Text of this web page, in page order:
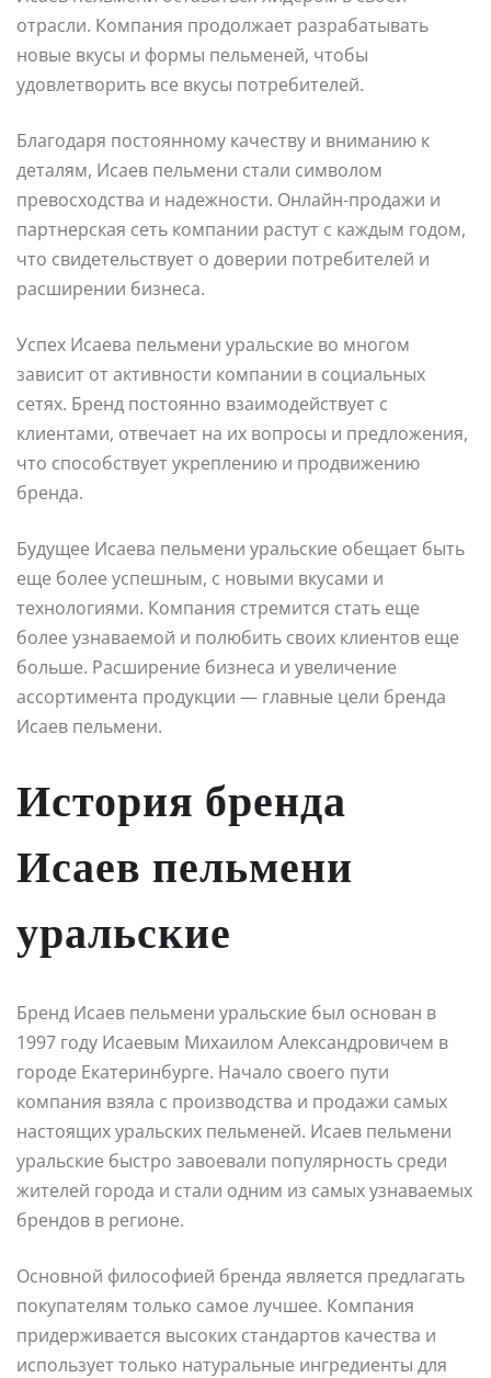
отрасли. Компания продолжает разрабатывать
новые вкусы и формы пельменей, чтобы
удовлетворить все вкусы потребителей.
Благодаря постоянному качеству и вниманию к
деталям, Исаев пельмени стали символом
превосходства и надежности. Онлайн-продажи и
партнерская сеть компании растут с каждым годом,
что свидетельствует о доверии потребителей и
расширении бизнеса.
Успех Исаева пельмени уральские во многом
зависит от активности компании в социальных
сетях. Бренд постоянно взаимодействует с
клиентами, отвечает на их вопросы и предложения,
что способствует укреплению и продвижению
бренда.
Будущее Исаева пельмени уральские обещает быть
еще более успешным, с новыми вкусами и
технологиями. Компания стремится стать еще
более узнаваемой и полюбить своих клиентов еще
больше. Расширение бизнеса и увеличение
ассортимента продукции — главные цели бренда
Исаев пельмени.
История бренда
Исаев пельмени
уральские
Бренд Исаев пельмени уральские был основан в
1997 году Исаевым Михаилом Александровичем в
городе Екатеринбурге. Начало своего пути
компания взяла с производства и продажи самых
настоящих уральских пельменей. Исаев пельмени
уральские быстро завоевали популярность среди
жителей города и стали одним из самых узнаваемых
брендов в регионе.
Основной философией бренда является предлагать
покупателям только самое лучшее. Компания
придерживается высоких стандартов качества и
использует только натуральные ингредиенты для